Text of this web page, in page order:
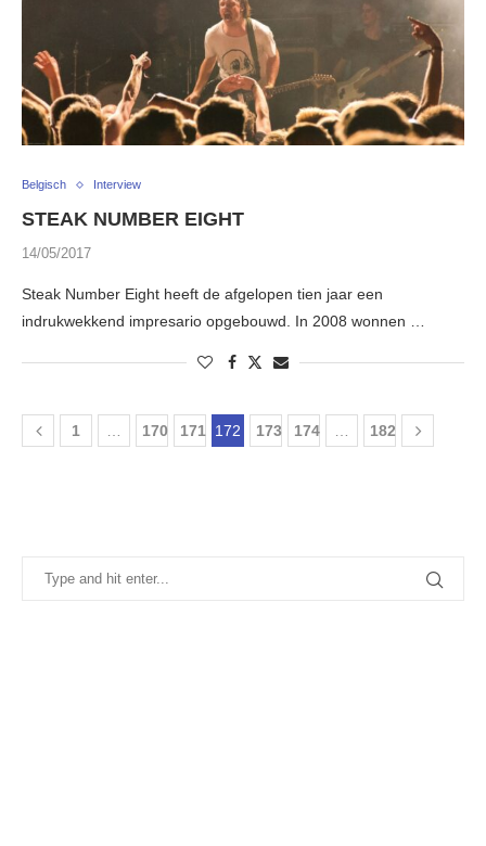
Belgisch Interview
STEAK NUMBER EIGHT
14/05/2017
Steak Number Eight heeft de afgelopen tien jaar een
indrukwekkend impresario opgebouwd. In 2008 wonnen …
1 … 170 171 172 173 174 … 182